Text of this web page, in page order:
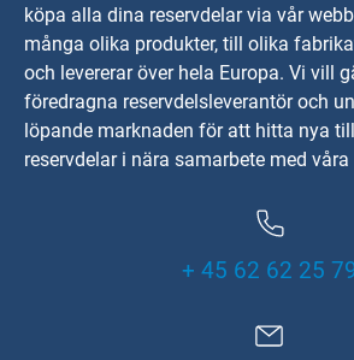
köpa alla dina reservdelar via vår
många olika produkter, till olika
och levererar över hela Europa. Vi vill
föredragna reservdelsleverantör och
löpande marknaden för att hitta nya
reservdelar i nära samarbete med våra
+ 45 62 62 25